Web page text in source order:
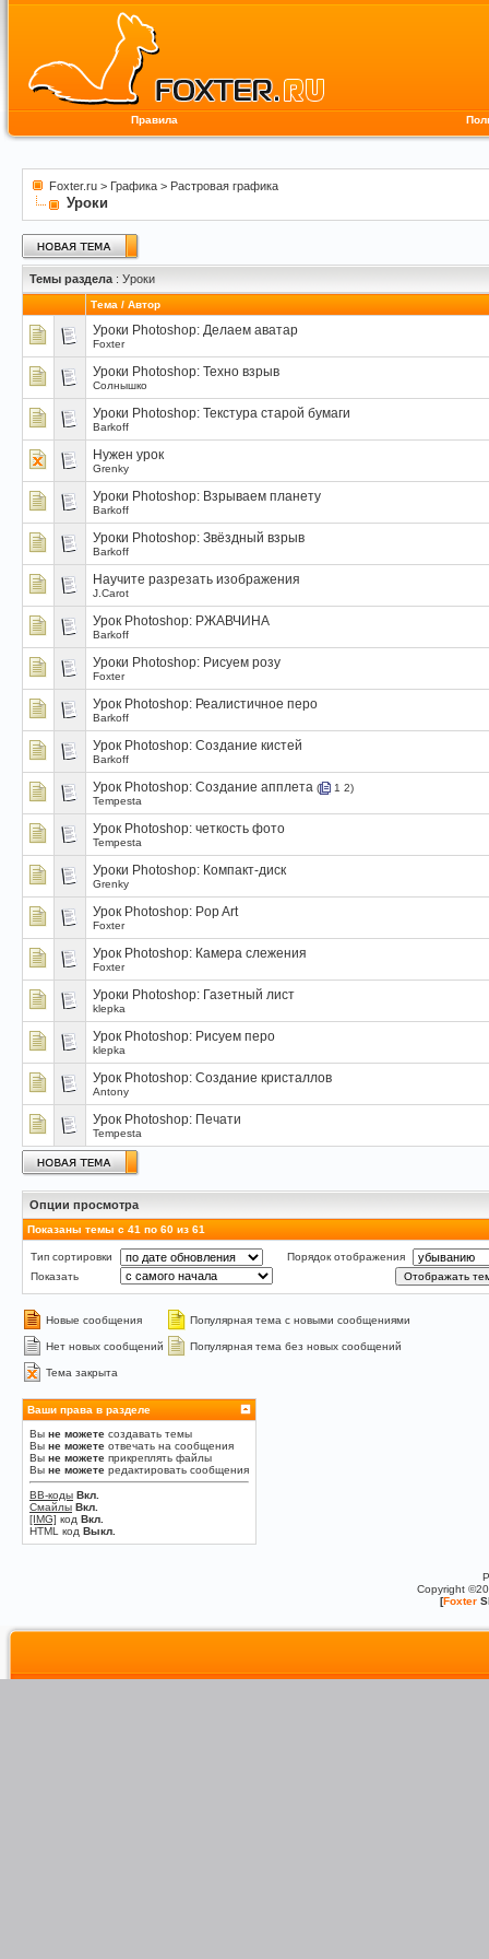
Правила
Foxter.ru > Графика > Растровая графика
Уроки
Темы раздела : Уроки
Тема / Автор
Уроки Photoshop: Делаем аватар
Foxter
Уроки Photoshop: Техно взрыв
Солнышко
Уроки Photoshop: Текстура старой бумаги
Barkoff
Нужен урок
Grenky
Уроки Photoshop: Взрываем планету
Barkoff
Уроки Photoshop: Звёздный взрыв
Barkoff
Научите разрезать изображения
J.Carot
Урок Photoshop: РЖАВЧИНА
Barkoff
Уроки Photoshop: Рисуем розу
Foxter
Урок Photoshop: Реалистичное перо
Barkoff
Урок Photoshop: Создание кистей
Barkoff
Урок Photoshop: Создание апплета ( 1 2)
Tempesta
Урок Photoshop: четкость фото
Tempesta
Уроки Photoshop: Компакт-диск
Grenky
Урок Photoshop: Pop Art
Foxter
Урок Photoshop: Камера слежения
Foxter
Уроки Photoshop: Газетный лист
klepka
Урок Photoshop: Рисуем перо
klepka
Урок Photoshop: Создание кристаллов
Antony
Урок Photoshop: Печати
Tempesta
Опции просмотра
Показаны темы с 41 по 60 из 61
Тип сортировки
Порядок отображения
Показать
Новые сообщения Популярная тема с новыми сообщениями
Нет новых сообщений Популярная тема без новых сообщений
Тема закрыта
Ваши права в разделе
Вы не можете создавать темы
Вы не можете отвечать на сообщения
Вы не можете прикреплять файлы
Вы не можете редактировать сообщения
BB-коды Вкл.
Смайлы Вкл.
[IMG] код Вкл.
HTML код Выкл.
Copyright
[Foxter